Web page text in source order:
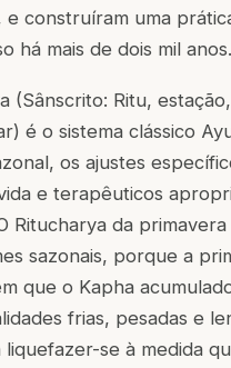
e construíram uma
há mais de dois mil anos.
(Sânscrito: Ritu,
é o sistema clássico
os ajustes
e terapêuticos
Ritucharya da
sazonais, porque a
que o Kapha
frias, pesadas e
liquefazer-se à medida